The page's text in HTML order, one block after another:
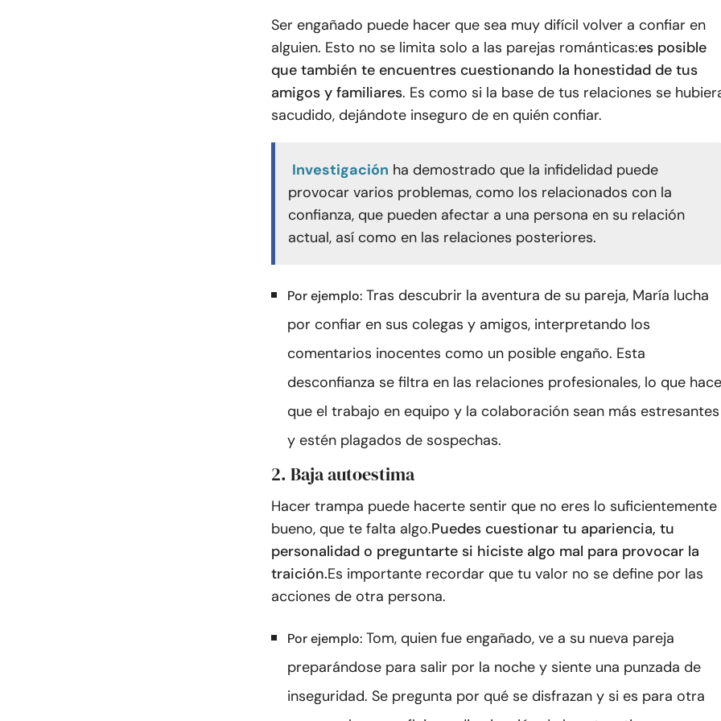
Ser engañado puede hacer que sea muy difícil volver a confiar en
alguien. Esto no se limita solo a las parejas románticas:es posible
que también te encuentres cuestionando la honestidad de tus
amigos y familiares. Es como si la base de tus relaciones se
sacudido, dejándote inseguro de en quién confiar.
Investigación ha demostrado que la infidelidad puede
provocar varios problemas, como los relacionados con la
confianza, que pueden afectar a una persona en su relación
actual, así como en las relaciones posteriores.
Por ejemplo: Tras descubrir la aventura de su pareja, María lucha
por confiar en sus colegas y amigos, interpretando los
comentarios inocentes como un posible engaño. Esta
desconfianza se filtra en las relaciones profesionales, lo que hace
que el trabajo en equipo y la colaboración sean más estresantes
y estén plagados de sospechas.
2. Baja autoestima
Hacer trampa puede hacerte sentir que no eres lo suficientemente
bueno, que te falta algo.Puedes cuestionar tu apariencia, tu
personalidad o preguntarte si hiciste algo mal para provocar la
traición.Es importante recordar que tu valor no se define por las
acciones de otra persona.
Por ejemplo: Tom, quien fue engañado, ve a su nueva pareja
preparándose para salir por la noche y siente una punzada de
inseguridad. Se pregunta por qué se disfrazan y si es para otra